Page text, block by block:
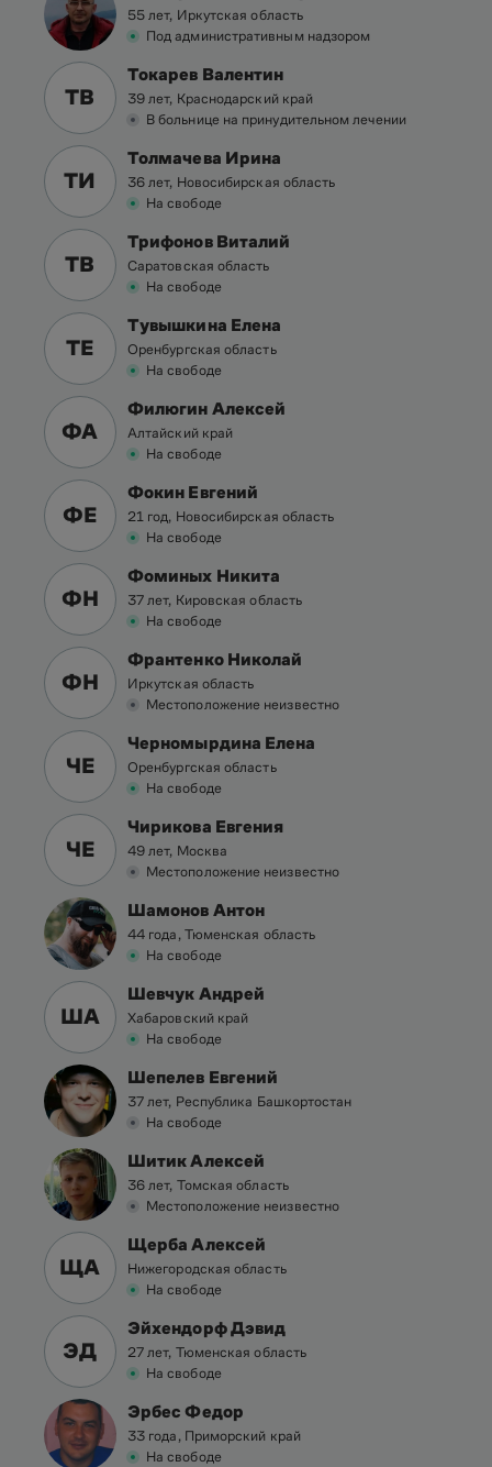
55 лет, Иркутская область
Под административным надзором
ТВ
Токарев Валентин
39 лет, Краснодарский край
В больнице на принудительном лечении
ТИ
Толмачева Ирина
36 лет, Новосибирская область
На свободе
ТВ
Трифонов Виталий
Саратовская область
На свободе
ТЕ
Тувышкина Елена
Оренбургская область
На свободе
ФА
Филюгин Алексей
Алтайский край
На свободе
ФЕ
Фокин Евгений
21 год, Новосибирская область
На свободе
ФН
Фоминых Никита
37 лет, Кировская область
На свободе
ФН
Франтенко Николай
Иркутская область
Местоположение неизвестно
ЧЕ
Черномырдина Елена
Оренбургская область
На свободе
ЧЕ
Чирикова Евгения
49 лет, Москва
Местоположение неизвестно
Шамонов Антон
44 года, Тюменская область
На свободе
ША
Шевчук Андрей
Хабаровский край
На свободе
Шепелев Евгений
37 лет, Республика Башкортостан
На свободе
Шитик Алексей
36 лет, Томская область
Местоположение неизвестно
ЩА
Щерба Алексей
Нижегородская область
На свободе
ЭД
Эйхендорф Дэвид
27 лет, Тюменская область
На свободе
Эрбес Федор
33 года, Приморский край
На свободе